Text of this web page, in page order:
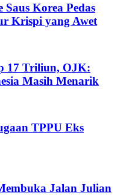
Korea Pedas
Krispi yang Awet
17 Triliun, OJK:
Masih Menarik
TPPU Eks
Jalan Julian